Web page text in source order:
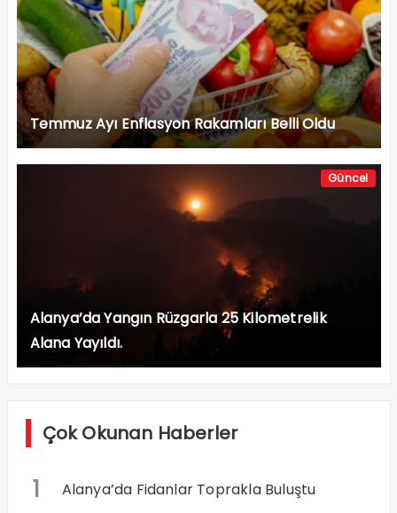
Temmuz Ayı Enflasyon Rakamları Belli Oldu
Güncel
Alanya’da Yangın Rüzgarla 25 Kilometrelik
Alana Yayıldı.
Çok Okunan Haberler
1 Alanya’da Fidanlar Toprakla Buluştu